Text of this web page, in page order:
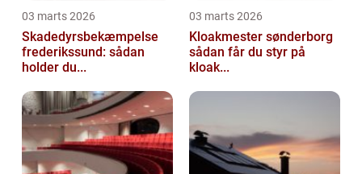
03 marts 2026
Skadedyrsbekæmpelse
frederikssund: sådan
holder du...
03 marts 2026
Kloakmester sønderborg
sådan får du styr på
kloak...